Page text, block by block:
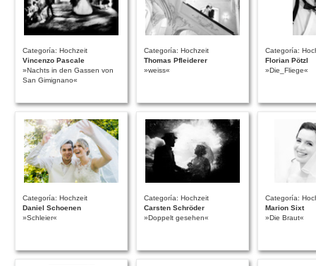
Categoría: Hochzeit
Vincenzo Pascale
»Nachts in den Gassen von
San Gimignano«
Categoría: Hochzeit
Thomas Pfleiderer
»weiss«
Categoría:
Florian Pötzl
»Die_Fliege«
Categoría: Hochzeit
Daniel Schoenen
»Schleier«
Categoría: Hochzeit
Carsten Schröder
»Doppelt gesehen«
Categoría:
Marion Sixt
»Die Braut«